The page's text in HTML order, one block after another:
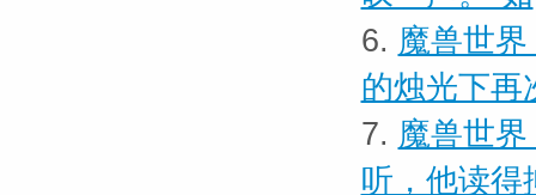
6. 魔兽世
的烛光下再
7. 魔兽世
听，他读得